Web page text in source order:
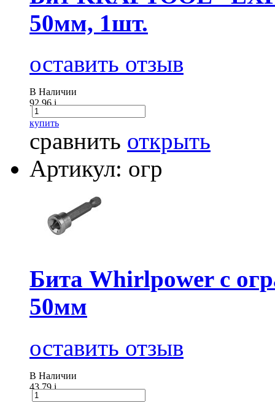
50мм, 1шт.
оставить отзыв
В Наличии
92.96i
купить
сравнить открыть
Артикул: огр
Бита Whirlpower с
50мм
оставить отзыв
В Наличии
43.79i